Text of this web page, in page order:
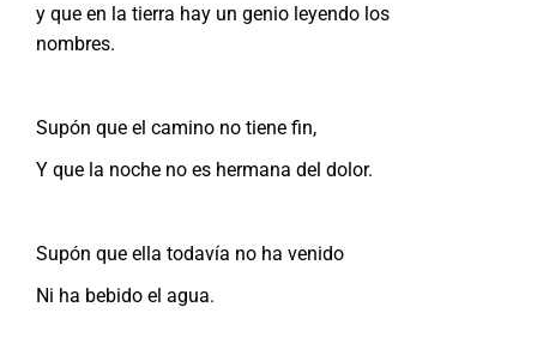
y que en la tierra hay un genio leyendo los
nombres.
Supón que el camino no tiene fin,
Y que la noche no es hermana del dolor.
Supón que ella todavía no ha venido
Ni ha bebido el agua.